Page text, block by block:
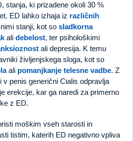
stanja, ki prizadene okoli 30 %
ED lahko izhaja iz različnih
stanji, kot so sladkorna
ali debelost, ter psihološkimi
ali depresija. K temu
življenjskega sloga, kot so
ali pomanjkanje telesne vadbe. Z
v penis generični Cialis odpravlja
erekcije, kar ga naredi za primerno
z ED.
moškim vseh starosti in
tistim, katerih ED negativno vpliva